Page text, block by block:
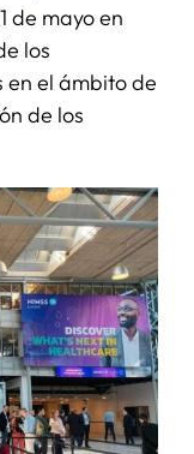
de mayo en
los
en el ámbito de
de los